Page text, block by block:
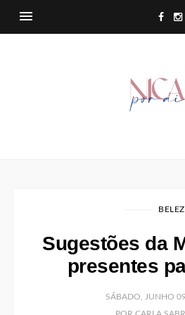
Sugestões da
presentes
SÁBADO, JUNHO